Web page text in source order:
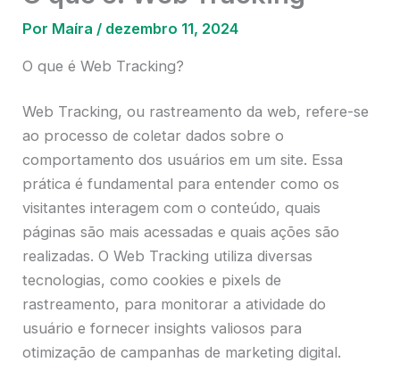
Por Maíra / dezembro 11, 2024
O que é Web Tracking?
Web Tracking, ou rastreamento da web, refere-se
ao processo de coletar dados sobre o
comportamento dos usuários em um site. Essa
prática é fundamental para entender como os
visitantes interagem com o conteúdo, quais
páginas são mais acessadas e quais ações são
realizadas. O Web Tracking utiliza diversas
tecnologias, como cookies e pixels de
rastreamento, para monitorar a atividade do
usuário e fornecer insights valiosos para
otimização de campanhas de marketing digital.